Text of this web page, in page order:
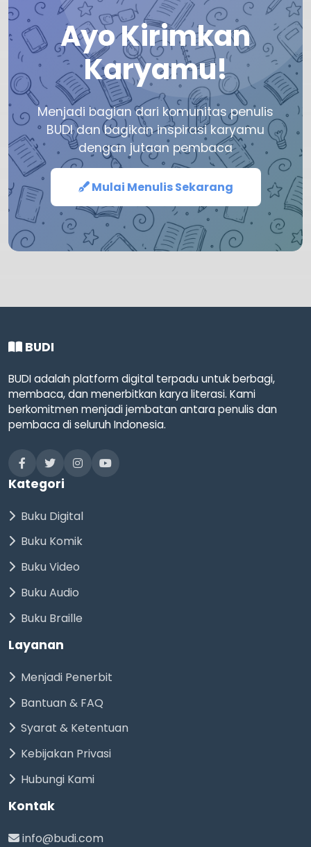
Ayo Kirimkan
Karyamu!
Menjadi bagian dari komunitas penulis
BUDI dan bagikan inspirasi karyamu
dengan jutaan pembaca
Mulai Menulis Sekarang
BUDI
BUDI adalah platform digital terpadu untuk berbagi,
membaca, dan menerbitkan karya literasi. Kami
berkomitmen menjadi jembatan antara penulis dan
pembaca di seluruh Indonesia.
Kategori
Buku Digital
Buku Komik
Buku Video
Buku Audio
Buku Braille
Layanan
Menjadi Penerbit
Bantuan & FAQ
Syarat & Ketentuan
Kebijakan Privasi
Hubungi Kami
Kontak
info@budi.com